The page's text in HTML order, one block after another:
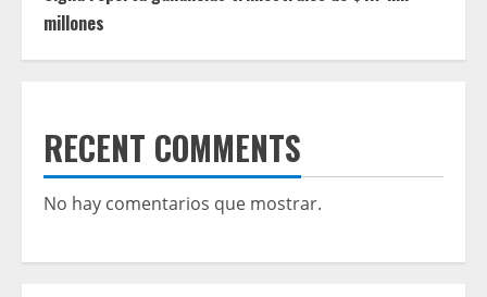
millones
RECENT COMMENTS
No hay comentarios que mostrar.